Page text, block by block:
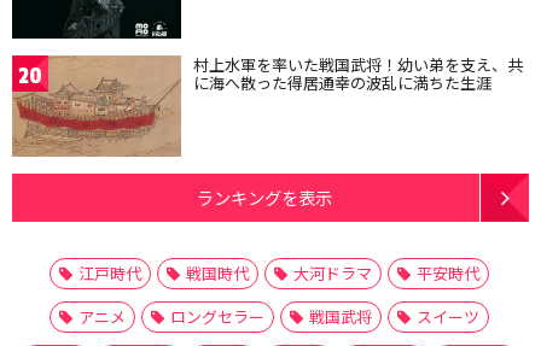
20 村上水軍を率いた戦国武将！幼い弟を支え、共
に海へ散った得居通幸の波乱に満ちた生涯
ランキングを表示
江戸時代 戦国時代 大河ドラマ
平安時代
アニメ
ロングセラー 戦国武将
スイーツ